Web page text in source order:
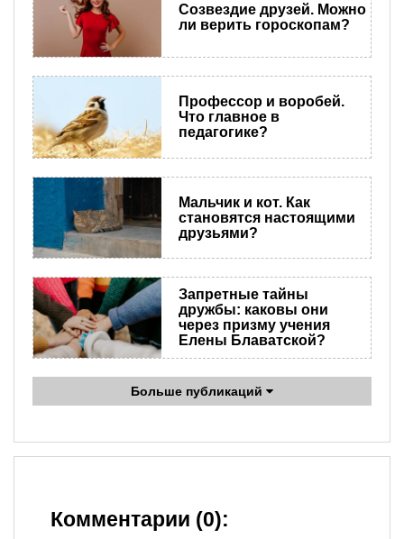
Созвездие друзей. Можно
ли верить гороскопам?
Профессор и воробей.
Что главное в
педагогике?
Мальчик и кот. Как
становятся настоящими
друзьями?
Запретные тайны
дружбы: каковы они
через призму учения
Елены Блаватской?
Больше публикаций
Комментарии (0):